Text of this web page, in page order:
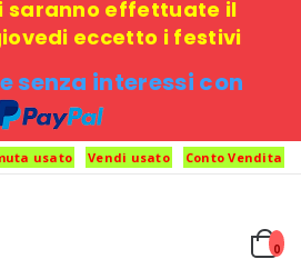
saranno effettuate il
eccetto i festivi
senza interessi con
usato Vendi usato Conto Vendita
0